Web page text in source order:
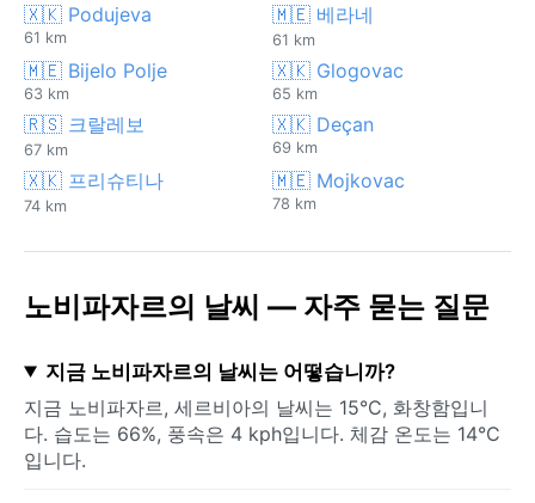
🇽🇰 Podujeva
61 km
🇲🇪 베라네
61 km
🇲🇪 Bijelo Polje
63 km
🇽🇰 Glogovac
65 km
🇷🇸 크랄레보
67 km
🇽🇰 Deçan
69 km
🇽🇰 프리슈티나
74 km
🇲🇪 Mojkovac
78 km
노비파자르의 날씨 — 자주 묻는 질문
지금 노비파자르의 날씨는 어떻습니까?
지금 노비파자르, 세르비아의 날씨는 15°C, 화창함입니
다. 습도는 66%, 풍속은 4 kph입니다. 체감 온도는 14°C
입니다.